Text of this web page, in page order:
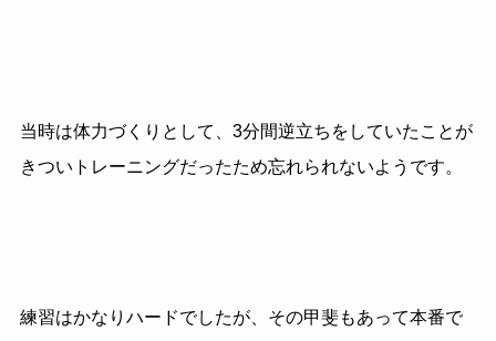
当時は体力づくりとして、3分間逆立ちをしていたことが
きついトレーニングだったため忘れられないようです。
練習はかなりハードでしたが、その甲斐もあって本番で